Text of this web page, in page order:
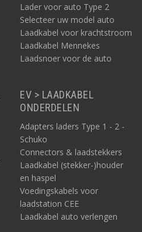
Lader voor auto Type 2
Selecteer uw model auto
Laadkabel voor krachtstroom
Laadkabel Mennekes
Laadsnoer voor de auto
EV > LAADKABEL
ONDERDELEN
Adapters laders Type 1 - 2 -
Schuko
Connectors & laadstekkers
Laadkabel (stekker-)houder
en haspel
Voedingskabels voor
laadstation CEE
Laadkabel auto verlengen